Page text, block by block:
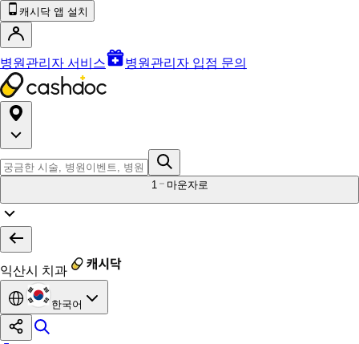
캐시닥 앱 설치
병원관리자 서비스 병원관리자 입점 문의
1 마운자로
익산시 치과
한국어